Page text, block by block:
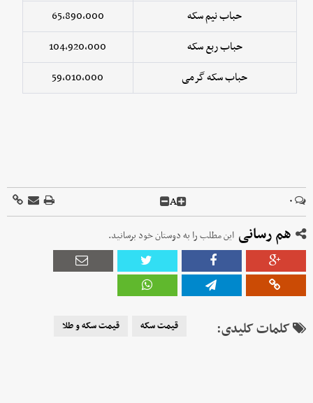
حباب نیم سکه
65,890,000
حباب ربع سکه
104,920,000
حباب سکه گرمی
59,010,000
۰ A
هم رسانی این مطلب را به دوستان خود برسانید.
کلمات کلیدی: قیمت سکه قیمت سکه و طلا